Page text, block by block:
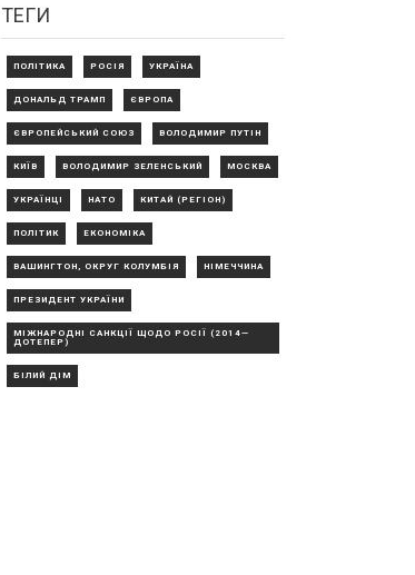
ТЕГИ
ПОЛІТИКА РОСІЯ УКРАЇНА
ДОНАЛЬД ТРАМП ЄВРОПА
ЄВРОПЕЙСЬКИЙ СОЮЗ ВОЛОДИМИР ПУТІН
КИЇВ ВОЛОДИМИР ЗЕЛЕНСЬКИЙ МОСКВА
УКРАЇНЦІ НАТО КИТАЙ (РЕГІОН)
ПОЛІТИК ЕКОНОМІКА
ВАШИНГТОН, ОКРУГ КОЛУМБІЯ НІМЕЧЧИНА
ПРЕЗИДЕНТ УКРАЇНИ
МІЖНАРОДНІ САНКЦІЇ ЩОДО РОСІЇ (2014—
ДОТЕПЕР)
БІЛИЙ ДІМ